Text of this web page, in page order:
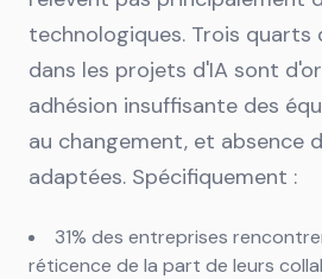
technologiques. Trois quarts
dans les projets d'IA sont
adhésion insuffisante des
au changement, et absence
adaptées. Spécifiquement :
31% des entreprises
réticence de la part de leurs